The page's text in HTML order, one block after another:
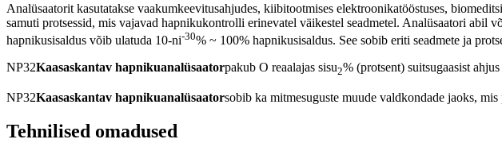
Analüsaatorit kasutatakse vaakumkeevitusahjudes, kiibitootmises elektroonikatööstuses,
samuti protsessid, mis vajavad hapnikukontrolli erinevatel väikestel seadmetel. Analüsaatori
hapnikusisaldus võib ulatuda 10-ni-30% ~ 100% hapnikusisaldus. See sobib eriti seadmete ja
NP32Kaasaskantav hapnikuanalüsaatorpakub O reaalajas sisu2% (protsent) suitsugaasist
NP32Kaasaskantav hapnikuanalüsaatorsobib ka mitmesuguste muude valdkondade jaoks,
Tehnilised omadused